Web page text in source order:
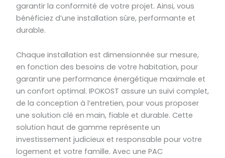
garantir la conformité de votre projet. Ainsi, vous
bénéficiez d’une installation sûre, performante et
durable.
Chaque installation est dimensionnée sur mesure,
en fonction des besoins de votre habitation, pour
garantir une performance énergétique maximale et
un confort optimal. IPOKOST assure un suivi complet,
de la conception à l’entretien, pour vous proposer
une solution clé en main, fiable et durable. Cette
solution haut de gamme représente un
investissement judicieux et responsable pour votre
logement et votre famille. Avec une PAC